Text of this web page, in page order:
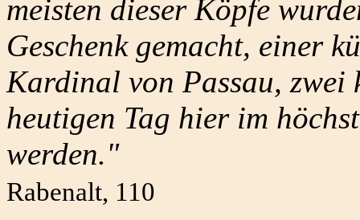
meisten dieser Köpfe
Geschenk gemacht, einer
Kardinal von Passau, zwei
heutigen Tag hier im
werden."
Rabenalt, 110